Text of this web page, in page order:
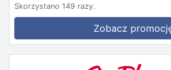
Skorzystano 149 razy.
Zobacz